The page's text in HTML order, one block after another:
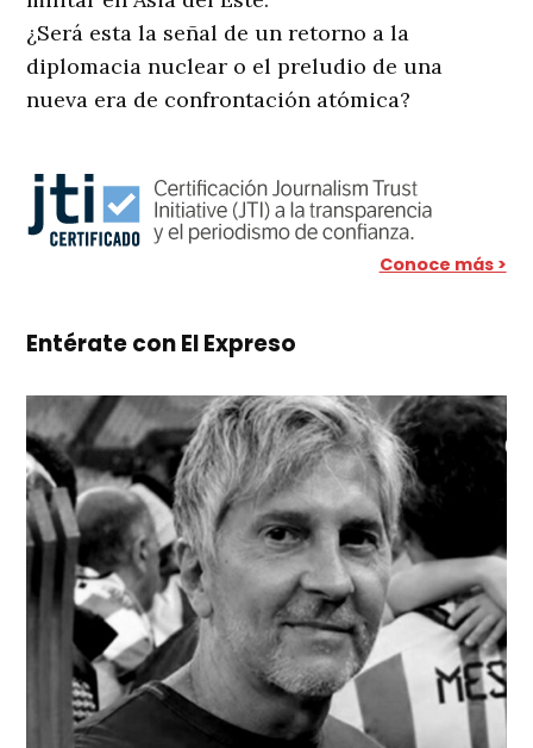
¿Será esta la señal de un retorno a la
diplomacia nuclear o el preludio de una
nueva era de confrontación atómica?
Conoce más >
Entérate con El Expreso